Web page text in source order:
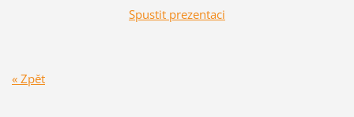
Spustit prezentaci
« Zpět